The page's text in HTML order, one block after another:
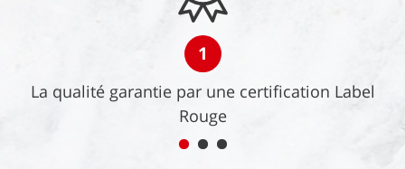
1
La qualité garantie par une certification Label
Rouge